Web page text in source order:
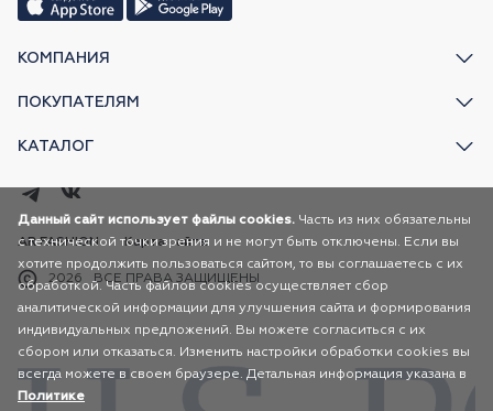
КОМПАНИЯ
ПОКУПАТЕЛЯМ
КАТАЛОГ
2026 ВСЕ ПРАВА ЗАЩИЩЕНЫ
AR FASHION Карта сайта
Данный сайт использует файлы cookies. Часть из них обязательны
с технической точки зрения и не могут быть отключены. Если вы
хотите продолжить пользоваться сайтом, то вы соглашаетесь с их
обработкой. Часть файлов cookies осуществляет сбор
аналитической информации для улучшения сайта и формирования
индивидуальных предложений. Вы можете согласиться с их
сбором или отказаться. Изменить настройки обработки cookies вы
всегда можете в своем браузере. Детальная информация указана в
Политике